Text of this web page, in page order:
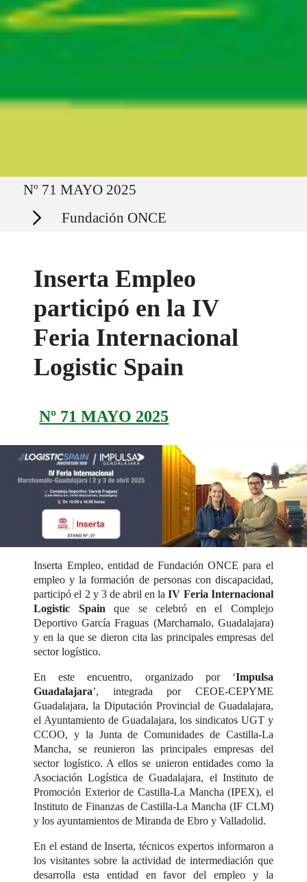
Ruta del sitio
Nº 71 MAYO 2025
Secciones Fundación ONCE
Inserta Empleo
participó en la IV
Feria Internacional
Logistic Spain
Nº 71 MAYO 2025
Inserta Empleo, entidad de Fundación ONCE para el
empleo y la formación de personas con discapacidad,
participó el 2 y 3 de abril en laIV Feria Internacional
Logistic Spain que se celebró en el Complejo
Deportivo García Fraguas (Marchamalo, Guadalajara)
y en la que se dieron cita las principales empresas del
sector logístico.
En este encuentro, organizado por ‘Impulsa
Guadalajara’, integrada por CEOE-CEPYME
Guadalajara, la Diputación Provincial de Guadalajara,
el Ayuntamiento de Guadalajara, los sindicatos UGT y
CCOO, y la Junta de Comunidades de Castilla-La
Mancha, se reunieron las principales empresas del
sector logístico. A ellos se unieron entidades como la
Asociación Logística de Guadalajara, el Instituto de
Promoción Exterior de Castilla-La Mancha (IPEX), el
Instituto de Finanzas de Castilla-La Mancha (IF CLM)
y los ayuntamientos de Miranda de Ebro y Valladolid.
En el estand de Inserta, técnicos expertos informaron a
los visitantes sobre la actividad de intermediación que
desarrolla esta entidad en favor del empleo y la